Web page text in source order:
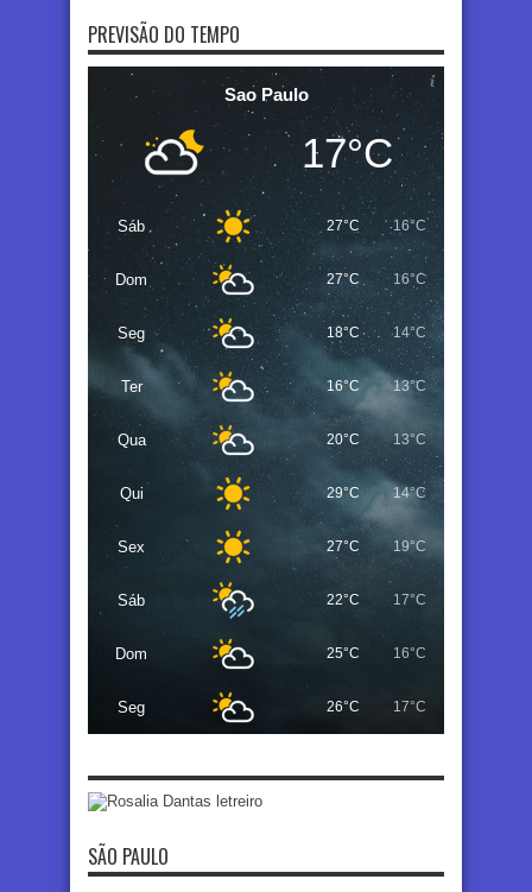
PREVISÃO DO TEMPO
Sao Paulo
17°C
Sáb 27°C 16°C
Dom 27°C 16°C
Seg 18°C 14°C
Ter 16°C 13°C
Qua 20°C 13°C
Qui 29°C 14°C
Sex 27°C 19°C
Sáb 22°C 17°C
Dom 25°C 16°C
Seg 26°C 17°C
SÃO PAULO